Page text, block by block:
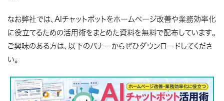
なお弊社では、AIチャットボットをホームページ改善や業務効率化
に役立てるための活用術をまとめた資料を無料で配布しています。
ご興味のある方は、以下のバナーからぜひダウンロードしてくださ
い。